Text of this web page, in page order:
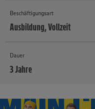
Beschäftigungsart
Ausbildung, Vollzeit
Dauer
3 Jahre